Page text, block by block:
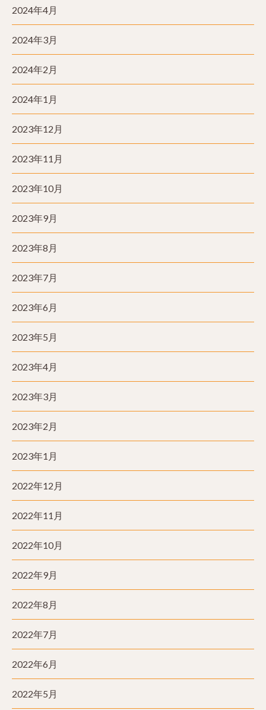
2024年4月
2024年3月
2024年2月
2024年1月
2023年12月
2023年11月
2023年10月
2023年9月
2023年8月
2023年7月
2023年6月
2023年5月
2023年4月
2023年3月
2023年2月
2023年1月
2022年12月
2022年11月
2022年10月
2022年9月
2022年8月
2022年7月
2022年6月
2022年5月